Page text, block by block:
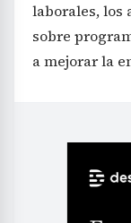
laborales,
sobre
a mejorar la